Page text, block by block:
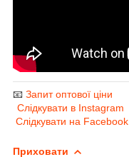
📧 Запит оптової ціни
Слідкувати в Instagram
Слідкувати на Facebook
Приховати